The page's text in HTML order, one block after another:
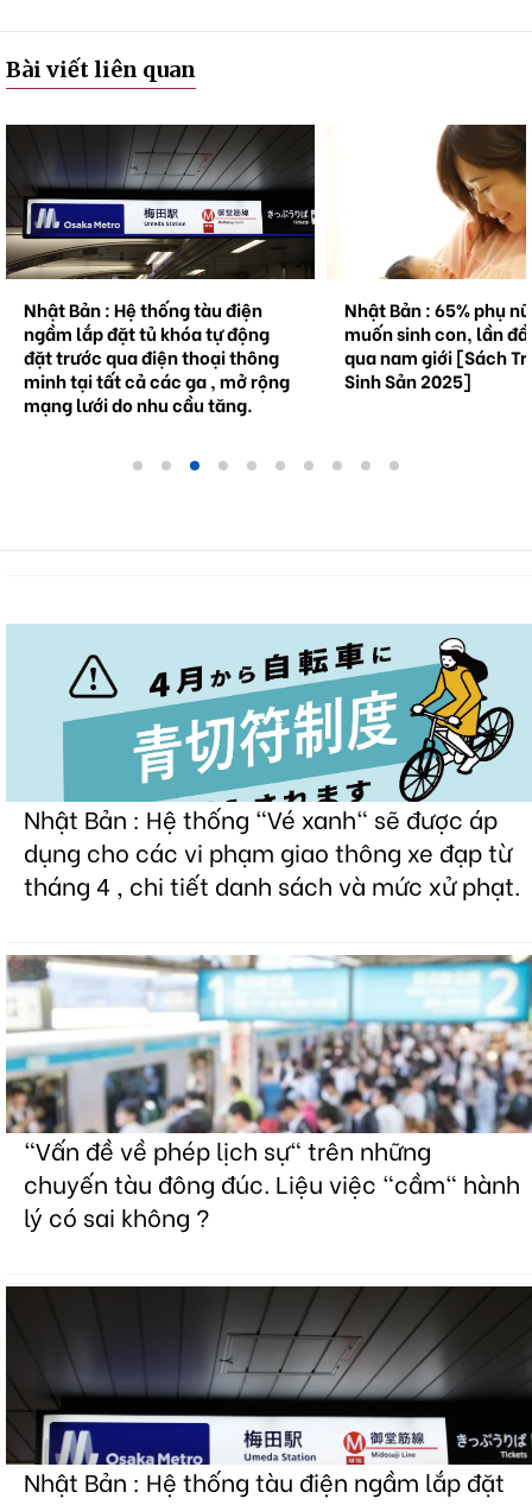
Bài viết liên quan
Nhật Bản : Hệ thống tàu điện
ngầm lắp đặt tủ khóa tự động
đặt trước qua điện thoại thông
minh tại tất cả các ga , mở rộng
mạng lưới do nhu cầu tăng.
Nhật Bản : 65% phụ
muốn sinh con, lần
qua nam giới [Sách
Sinh Sản 2025]
Nhật Bản : Hệ thống "Vé xanh" sẽ được áp
dụng cho các vi phạm giao thông xe đạp từ
tháng 4 , chi tiết danh sách và mức xử phạt.
"Vấn đề về phép lịch sự" trên những
chuyến tàu đông đúc. Liệu việc "cầm" hành
lý có sai không ?
Nhật Bản : Hệ thống tàu điện ngầm lắp đặt